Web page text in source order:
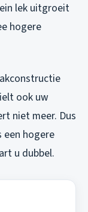
lek uitgroeit
hogere
ook uw
niet meer. Dus
een hogere
u dubbel.